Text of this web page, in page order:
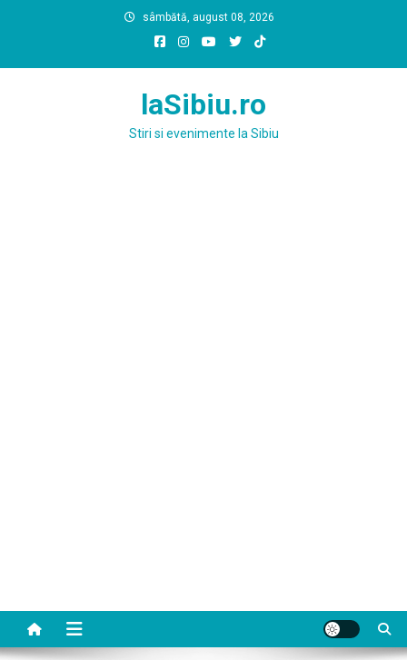
sâmbătă, august 08, 2026
laSibiu.ro
Stiri si evenimente la Sibiu